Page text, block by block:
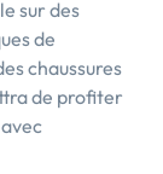
sur des
de
chaussures
de profiter